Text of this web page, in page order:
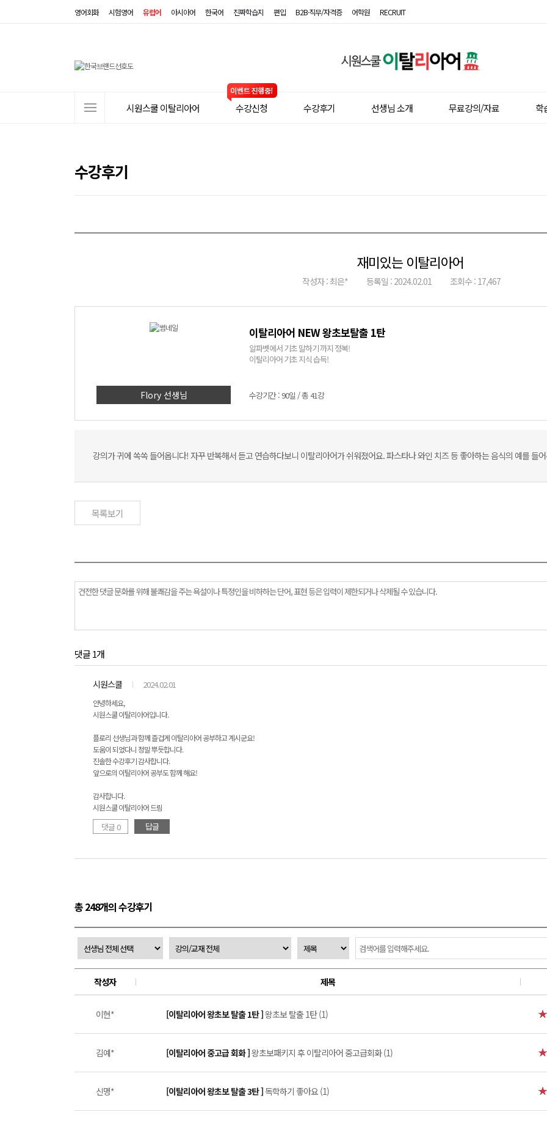
영어회화 시험영어 유럽어 아시아어 한국어 진짜학습지 편입 B2B·직무/자격증 어학원 RECRUIT
원
쿨
뉴
시원스쿨 이탈리아어 수강신청 수강후기 선생님 소개 무료강의/자료 학
수강후기
재미있는 이탈리아어
작성자 : 최은* 등록일 : 2024.02.01 조회수 : 17,467
Flory 선생님
이탈리아어 NEW 왕초보탈출 1탄
알파벳에서 기초 말하기 까지 정복!
이탈리아어 기초 지식 습득!
수강기간 : 90일 / 총 41강
강의가 귀에 쏙쏙 들어옵니다! 자꾸 반복해서 듣고 연습하다보니 이탈리아어가 쉬워졌어요. 파스타나 와인 치즈 등 좋아하는 음식의 예를 들
목록보기
댓글 1개
시원스쿨 2024.02.01
안녕하세요,
시원스쿨 이탈리아어입니다.
플로리 선생님과 함께 즐겁게 이탈리아어 공부하고 계시군요!
도움이 되었다니 정말 뿌듯합니다.
진솔한 수강후기 감사합니다.
앞으로의 이탈리아어 공부도 함께 해요!
감사합니다.
시원스쿨 이탈리아어 드림
댓글 0 답글
총 248개의 수강후기
작성자 제목
이현* [이탈리아어 왕초보 탈출 1탄 ]왕초보 탈출 1탄 (1)
김예* [이탈리아어 중고급 회화 ]왕초보패키지 후 이탈리아어 중고급회화 (1)
신명* [이탈리아어 왕초보 탈출 3탄 ]독학하기 좋아요 (1)